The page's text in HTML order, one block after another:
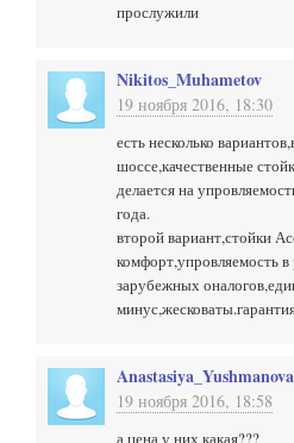
прослужили
Nikitos_Muhametov
19 ноября 2016, 18:30
есть несколько
шоссе,качественные
делается на
года.
второй вариант,стойки
комфорт,упровляемость
зарубежных
Anastasiya_Yushmanova
19 ноября 2016, 18:58
а цена у них какая???